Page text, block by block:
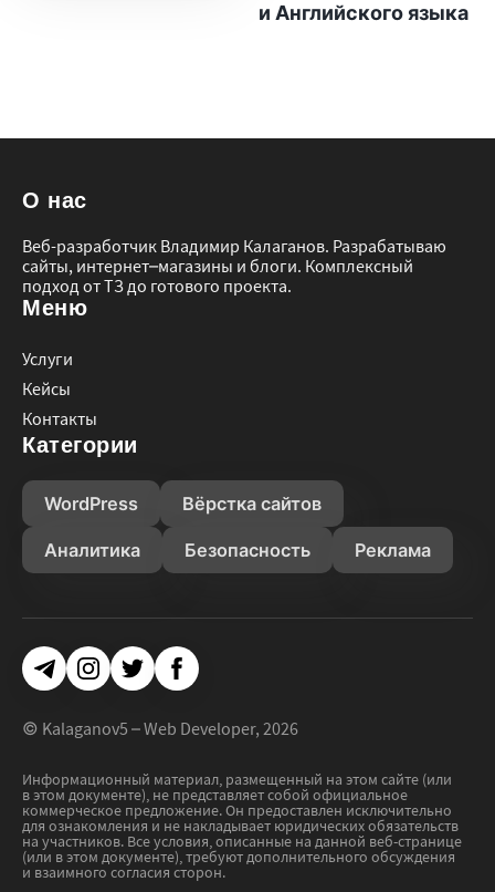
и Английского языка
О нас
Веб-разработчик Владимир Калаганов. Разрабатываю
сайты, интернет–магазины и блоги. Комплексный
подход от ТЗ до готового проекта.
Меню
Услуги
Кейсы
Контакты
Категории
WordPress Вёрстка сайтов
Аналитика Безопасность Реклама
TelegramInstagram
TwitterFacebook
© Kalaganov5 – Web Developer, 2026
Информационный материал, размещенный на этом сайте (или
в этом документе), не представляет собой официальное
коммерческое предложение. Он предоставлен исключительно
для ознакомления и не накладывает юридических обязательств
на участников. Все условия, описанные на данной веб-странице
(или в этом документе), требуют дополнительного обсуждения
и взаимного согласия сторон.